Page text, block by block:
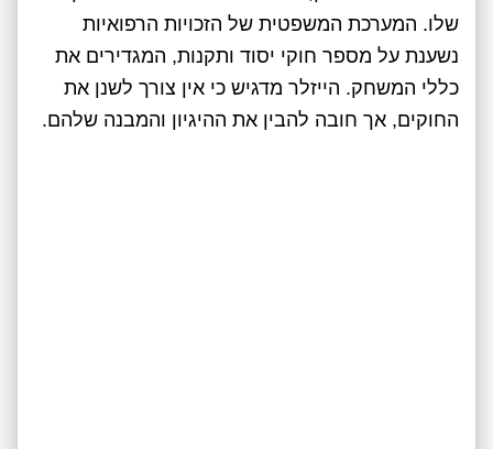
שלו. המערכת המשפטית של הזכויות הרפואיות
נשענת על מספר חוקי יסוד ותקנות, המגדירים את
כללי המשחק. הייזלר מדגיש כי אין צורך לשנן את
החוקים, אך חובה להבין את ההיגיון והמבנה שלהם.